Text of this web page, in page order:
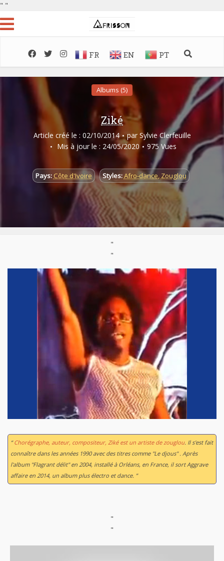
" "
FR EN PT
Albums (5)
Ziké
Article créé le : 02/10/2014 par Sylvie Clerfeuille
Mis à jour le : 24/05/2020
975 Vues
Pays:Côte d'Ivoire Styles:Afro-dance, Zouglou
"
"
“Chorégraphe, auteur, compositeur, Ziké est un artiste de zouglou. Il s'est fait
connaître dans les années 1990 avec des titres comme "Le djous" . Après
l'album "Flagrant délit" en 2004, installé à Orléans, en France, il sortAggrave
affaireen 2014, un album plus électro et dance. ”
"
"